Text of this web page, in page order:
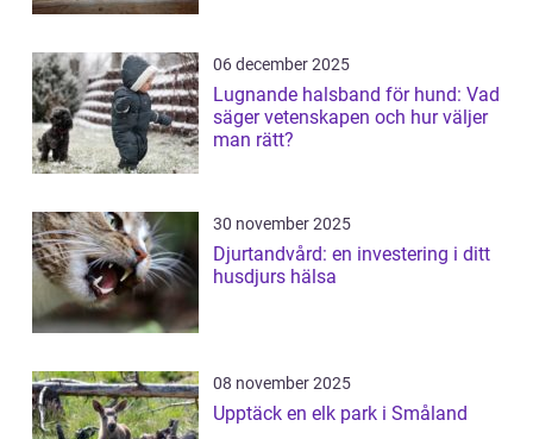
06 december 2025
Lugnande halsband för hund: Vad
säger vetenskapen och hur väljer
man rätt?
30 november 2025
Djurtandvård: en investering i ditt
husdjurs hälsa
08 november 2025
Upptäck en elk park i Småland